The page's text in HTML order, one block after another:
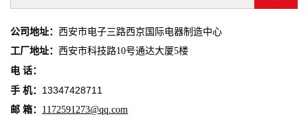
公司地址： 西安市电子三路西京国际电器制造中心
工厂地址： 西安市科技路10号通达大厦5楼
电 话：
手 机： 13347428711
邮 箱： 1172591273@qq.com